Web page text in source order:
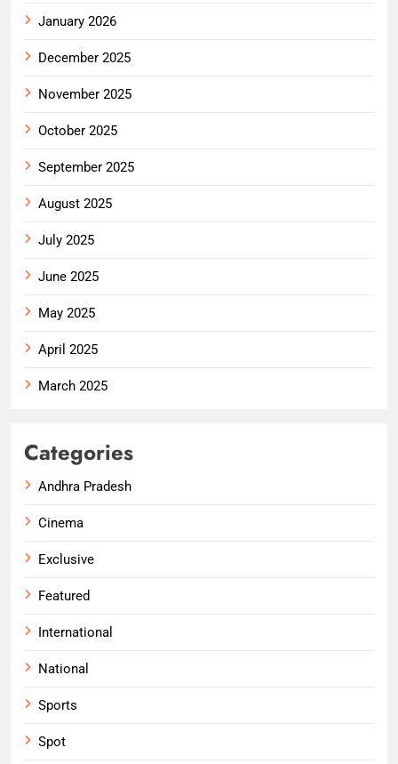
January 2026
December 2025
November 2025
October 2025
September 2025
August 2025
July 2025
June 2025
May 2025
April 2025
March 2025
Categories
Andhra Pradesh
Cinema
Exclusive
Featured
International
National
Sports
Spot